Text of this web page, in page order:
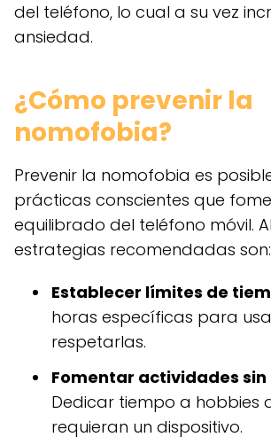
del teléfono, lo cual a su vez
ansiedad.
¿Cómo prevenir la
nomofobia?
Prevenir la nomofobia es
prácticas conscientes que
equilibrado del teléfono móvil.
estrategias recomendadas son:
Establecer límites de
horas específicas para
respetarlas.
Fomentar actividades
Dedicar tiempo a hobbies
requieran un dispositivo.